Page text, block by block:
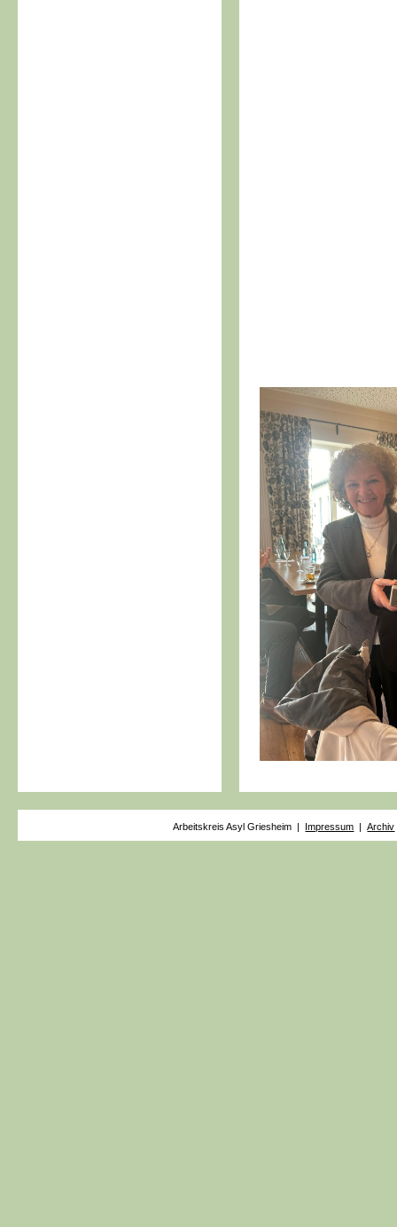
Arbeitskreis Asyl Griesheim | Impressum |Archiv